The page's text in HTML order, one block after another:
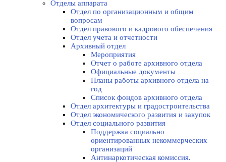
Отделы аппарата
Отдел по организационным и общим
вопросам
Отдел правового и кадрового обеспечения
Отдел учета и отчетности
Архивный отдел
Мероприятия
Отчет о работе архивного отдела
Официальные документы
Планы работы архивного отдела на
год
Список фондов архивного отдела
Отдел архитектуры и градостроительства
Отдел экономического развития и закупок
Отдел социального развития
Поддержка социально
ориентированных некоммерческих
организаций
Антинаркотическая комиссия.